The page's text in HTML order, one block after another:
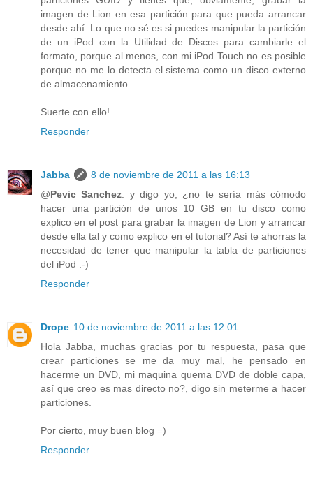
imagen de Lion en esa partición para que pueda arrancar
desde ahí. Lo que no sé es si puedes manipular la partición
de un iPod con la Utilidad de Discos para cambiarle el
formato, porque al menos, con mi iPod Touch no es posible
porque no me lo detecta el sistema como un disco externo
de almacenamiento.
Suerte con ello!
Responder
Jabba
8 de noviembre de 2011 a las 16:13
@Pevic Sanchez: y digo yo, ¿no te sería más cómodo
hacer una partición de unos 10 GB en tu disco como
explico en el post para grabar la imagen de Lion y arrancar
desde ella tal y como explico en el tutorial? Así te ahorras la
necesidad de tener que manipular la tabla de particiones
del iPod :-)
Responder
Drope 10 de noviembre de 2011 a las 12:01
Hola Jabba, muchas gracias por tu respuesta, pasa que
crear particiones se me da muy mal, he pensado en
hacerme un DVD, mi maquina quema DVD de doble capa,
así que creo es mas directo no?, digo sin meterme a hacer
particiones.
Por cierto, muy buen blog =)
Responder